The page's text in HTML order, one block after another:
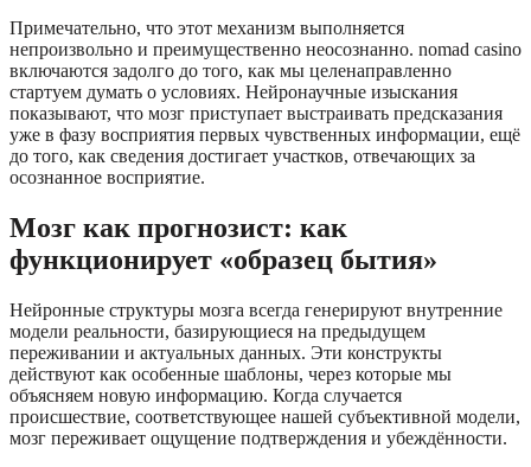
Примечательно, что этот механизм выполняется
непроизвольно и преимущественно неосознанно. nomad casino
включаются задолго до того, как мы целенаправленно
стартуем думать о условиях. Нейронаучные изыскания
показывают, что мозг приступает выстраивать предсказания
уже в фазу восприятия первых чувственных информации, ещё
до того, как сведения достигает участков, отвечающих за
осознанное восприятие.
Мозг как прогнозист: как
функционирует «образец бытия»
Нейронные структуры мозга всегда генерируют внутренние
модели реальности, базирующиеся на предыдущем
переживании и актуальных данных. Эти конструкты
действуют как особенные шаблоны, через которые мы
объясняем новую информацию. Когда случается
происшествие, соответствующее нашей субъективной модели,
мозг переживает ощущение подтверждения и убеждённости.